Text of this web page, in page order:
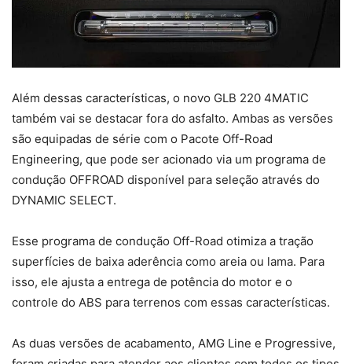
Além dessas características, o novo GLB 220 4MATIC
também vai se destacar fora do asfalto. Ambas as versões
são equipadas de série com o Pacote Off-Road
Engineering, que pode ser acionado via um programa de
condução OFFROAD disponível para seleção através do
DYNAMIC SELECT.
Esse programa de condução Off-Road otimiza a tração
superfícies de baixa aderência como areia ou lama. Para
isso, ele ajusta a entrega de potência do motor e o
controle do ABS para terrenos com essas características.
As duas versões de acabamento, AMG Line e Progressive,